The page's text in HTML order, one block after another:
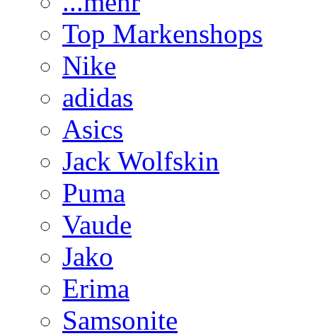
Top Markenshops
Nike
adidas
Asics
Jack Wolfskin
Puma
Vaude
Jako
Erima
Samsonite